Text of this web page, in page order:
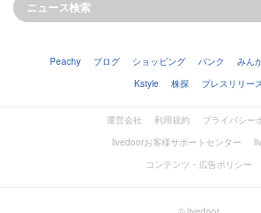
Peachy ブログ ショッピング バンク みん
Kstyle
株探 プレスリリー
運営会社 利用規約
プライバシー
livedoorお客様サポートセンター
コンテンツ・広告ポリシー